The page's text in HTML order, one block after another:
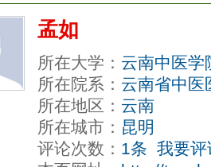
孟如
所在大学： 云南中医学
所在院系： 云南省中医
所在地区： 云南
所在城市： 昆明
评论次数： 1条 我要评